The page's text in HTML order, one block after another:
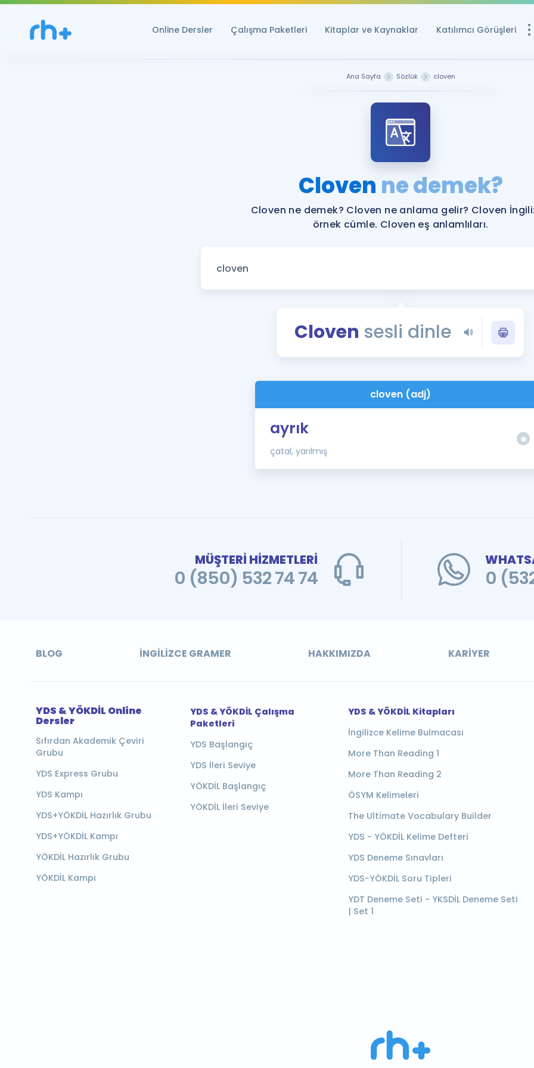
Online Dersler Çalışma Paketleri Kitaplar ve Kaynaklar Katılımcı Görüşleri
YDS ve YÖKDİL
Rehberlik Aracı
YDS ve
Tüm ÖSYM
YDS - YÖKDİL
İngilizce Gramer
Ana Sayfa Sözlük cloven
Cloven ne demek?
Cloven ne demek? Cloven ne anlama gelir? Cloven
örnek cümle. Cloven eş anlamlıları.
Cloven sesli dinle
cloven (adj)
ayrık
çatal, yarılmış
MÜŞTERİ HİZMETLERİ
0 (850) 532 74 74 0
BLOG İNGILIZCE GRAMER HAKKIMIZDA KARIYER
YDS & YÖKDİL Online
Dersler
Sıfırdan Akademik Çeviri
Grubu
YDS Express Grubu
YDS Kampı
YDS+YÖKDİL Hazırlık Grubu
YDS+YÖKDİL Kampı
YÖKDİL Hazırlık Grubu
YÖKDİL Kampı
YDS & YÖKDİL Çalışma
Paketleri
YDS Başlangıç
YDS İleri Seviye
YÖKDİL Başlangıç
YÖKDİL İleri Seviye
YDS & YÖKDİL Kitapları
İngilizce Kelime Bulmacası
More Than Reading 1
More Than Reading 2
ÖSYM Kelimeleri
The Ultimate Vocabulary Builder
YDS - YÖKDİL Kelime Defteri
YDS Deneme Sınavları
YDS-YÖKDİL Soru Tipleri
YDT Deneme Seti - YKSDİL Deneme Seti
| Set 1